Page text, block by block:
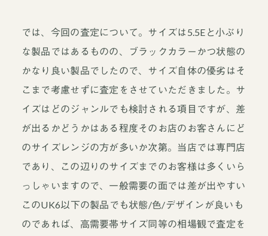
では、今回の査定について。サイズは5.5Eと小ぶり
な製品ではあるものの、ブラックカラーかつ状態の
かなり良い製品でしたので、サイズ自体の優劣はそ
こまで考慮せずに査定をさせていただきました。サ
イズはどのジャンルでも検討される項目ですが、差
が出るかどうかはある程度そのお店のお客さんにど
のサイズレンジの方が多いか次第。当店では専門店
であり、この辺りのサイズまでのお客様は多くいら
っしゃいますので、一般需要の面では差が出やすい
このUK6以下の製品でも状態/色/デザインが良いも
のであれば、高需要帯サイズ同等の相場観で査定を